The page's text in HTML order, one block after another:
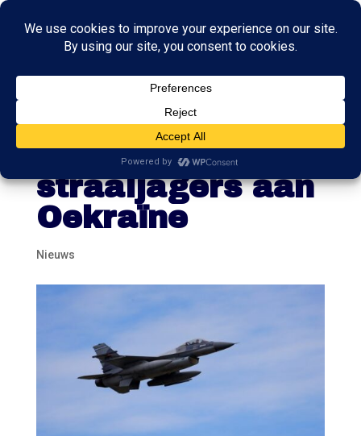
Nederland geeft
zes extra F-16-
straaljagers aan
Oekraïne
Nieuws